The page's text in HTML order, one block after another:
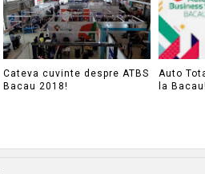
Cateva cuvinte despre ATBS
Bacau 2018!
Auto
la Bacau!